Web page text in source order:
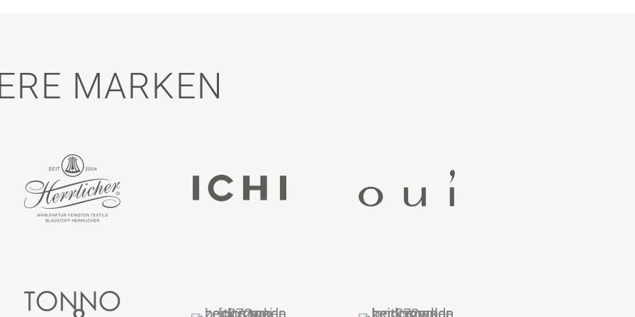
MARKEN